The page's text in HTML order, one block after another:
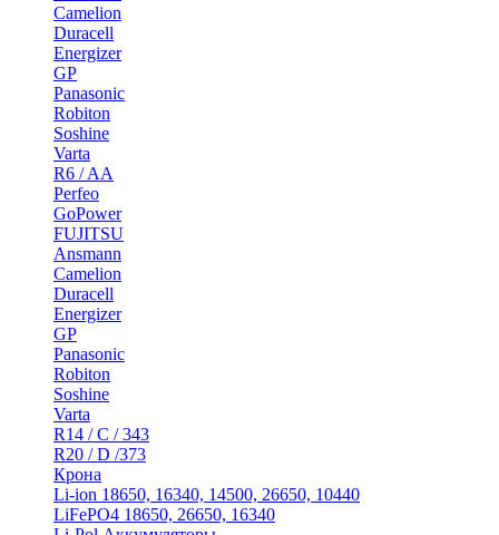
Camelion
Duracell
Energizer
GP
Panasonic
Robiton
Soshine
Varta
R6 / AA
Perfeo
GoPower
FUJITSU
Ansmann
Camelion
Duracell
Energizer
GP
Panasonic
Robiton
Soshine
Varta
R14 / C / 343
R20 / D /373
Крона
Li-ion 18650, 16340, 14500, 26650, 10440
LiFePO4 18650, 26650, 16340